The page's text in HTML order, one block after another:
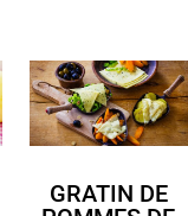
GRATIN DE